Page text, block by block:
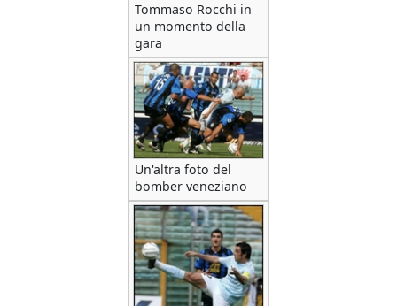
Tommaso Rocchi in
un momento della
gara
Un'altra foto del
bomber veneziano